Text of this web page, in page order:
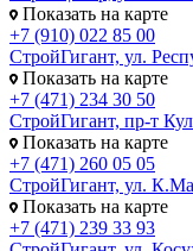
Показать на карте
+7 (910) 022 85 00
СтройГигант, ул.
Показать на карте
+7 (471) 234 30 50
СтройГигант, пр-т
Показать на карте
+7 (471) 260 05 05
СтройГигант, ул.
Показать на карте
+7 (471) 239 33 93